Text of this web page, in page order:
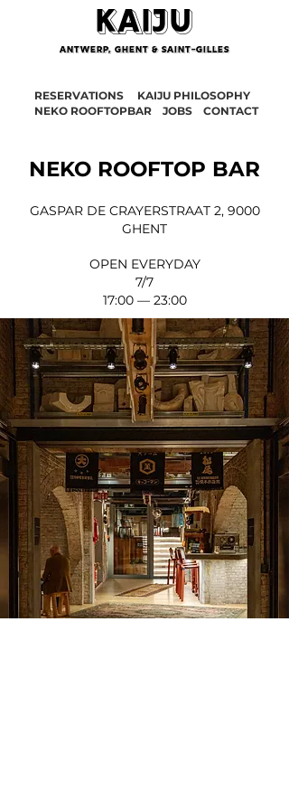
KAIJU
ANTWERP, GHENT & Saint-Gilles
RESERVATIONSKAIJU PHILOSOPHY
NEKO ROOFTOPBAR JOBS CONTACT
NEKO ROOFTOP BAR
GASPAR DE CRAYERSTRAAT 2, 9000
GHENT
OPEN EVERYDAY
7/7
17:00 — 23:00